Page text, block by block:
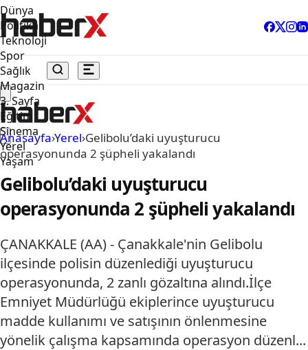
Dünya
Politika
Teknoloji
Spor
Sağlık
Magazin
3. Sayfa
Eğitim
Sinema
Yerel
Yaşam
Anasayfa›Yerel›Gelibolu’daki uyuşturucu
operasyonunda 2 şüpheli yakalandı
Gelibolu’daki uyuşturucu
operasyonunda 2 şüpheli yakalandı
ÇANAKKALE (AA) - Çanakkale'nin Gelibolu
ilçesinde polisin düzenlediği uyuşturucu
operasyonunda, 2 zanlı gözaltına alındı.İlçe
Emniyet Müdürlüğü ekiplerince uyuşturucu
madde kullanımı ve satışının önlenmesine
yönelik çalışma kapsamında operasyon düzenl...